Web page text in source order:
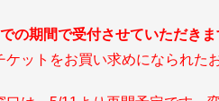
の期間で受付させていただきま
ケットをお買い求めになられた